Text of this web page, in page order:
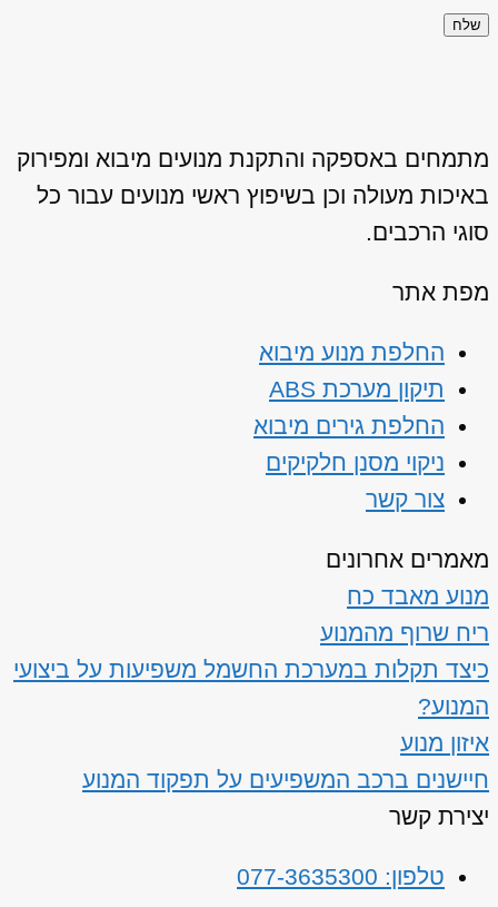
שלח
מתמחים באספקה והתקנת מנועים מיבוא ומפירוק
באיכות מעולה וכן בשיפוץ ראשי מנועים עבור כל
סוגי הרכבים.
מפת אתר
החלפת מנוע מיבוא
תיקון מערכת ABS
החלפת גירים מיבוא
ניקוי מסנן חלקיקים
צור קשר
מאמרים אחרונים
מנוע מאבד כח
ריח שרוף מהמנוע
כיצד תקלות במערכת החשמל משפיעות על ביצועי
המנוע?
איזון מנוע
חיישנים ברכב המשפיעים על תפקוד המנוע
יצירת קשר
טלפון: 077-3635300